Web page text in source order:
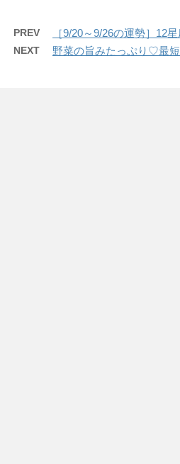
PREV ［9/20～9/26の運勢］12
NEXT 野菜の旨みたっぷり♡最